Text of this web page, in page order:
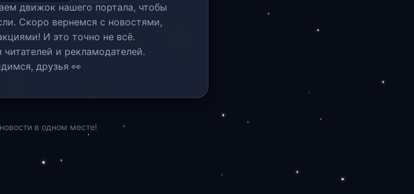
движок нашего портала, чтобы
Скоро вернемся c новостями,
И это точно не всё.
и рекламодателей.
друзья 👀
в одном месте!